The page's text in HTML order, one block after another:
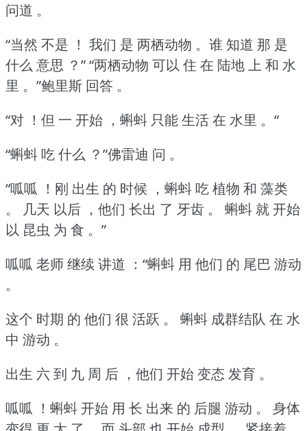
问道 。
“当然 不是 ！ 我们 是 两栖动物 。谁 知道 那 是
什么 意思 ？”“两栖动物 可以 住 在 陆地 上 和 水
里 。”鲍里斯 回答 。
“对 ！但 一 开始 ，蝌蚪 只能 生活 在 水里 。“
“蝌蚪 吃 什么 ？”佛雷迪 问 。
“呱呱 ！刚 出生 的 时候 ，蝌蚪 吃 植物 和 藻类
。
几天 以后 ，他们 长出 了 牙齿 。
蝌蚪 就 开始
以 昆虫 为 食 。”
呱呱 老师 继续 讲道 ：“蝌蚪 用 他们 的 尾巴 游动
。
这个 时期 的 他们 很 活跃 。
蝌蚪 成群结队 在 水
中 游动 。
出生 六 到 九 周 后 ，他们 开始 变态 发育 。
呱呱 ！蝌蚪 开始 用 长 出来 的 后腿 游动 。
身体